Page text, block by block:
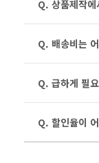
Q. 상품제작
Q. 배송비는
Q. 급하게 필
Q. 할인율이